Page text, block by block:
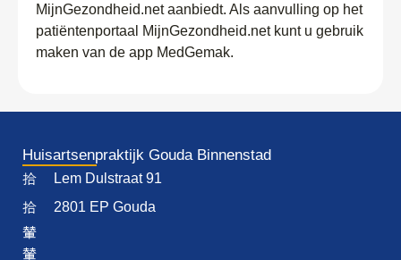
MijnGezondheid.net aanbiedt. Als aanvulling op het
patiëntenportaal MijnGezondheid.net kunt u gebruik
maken van de app MedGemak.
Huisartsenpraktijk Gouda Binnenstad
Lem Dulstraat 91
2801 EP Gouda